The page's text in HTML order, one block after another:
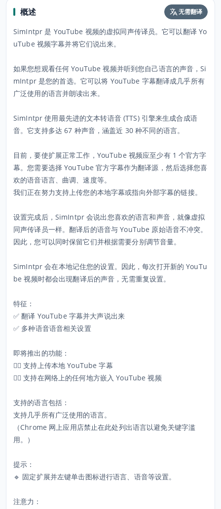
概述 无需翻译
SimIntpr 是 YouTube 视频的虚拟同声传译员。它可以翻译 Yo
uTube 视频字幕并将它们说出来。
如果您想观看任何 YouTube 视频并听到您自己语言的声音，Si
mIntpr 是您的首选。它可以将 YouTube 字幕翻译成几乎所有
广泛使用的语言并朗读出来。
SimIntpr 使用最先进的文本转语音 (TTS) 引擎来生成合成语
音。它支持多达 67 种声音，涵盖近 30 种不同的语言。
目前，要使扩展正常工作，YouTube 视频应至少有 1 个官方字
幕。您需要选择 YouTube 官方字幕作为翻译源，然后选择您喜
欢的语音语言、曲调、速度等。
我们正在努力支持上传您的本地字幕或指向外部字幕的链接。
设置完成后，SimIntpr 会说出您喜欢的语言和声音，就像虚拟
同声传译员一样。翻译后的语音与 YouTube 原始语音不冲突。
因此，您可以同时保留它们并根据需要分别调节音量。
SimIntpr 会在本地记住您的设置。因此，每次打开新的 YouTu
be 视频时都会出现翻译后的声音，无需重复设置。
特征：
✅ 翻译 YouTube 字幕并大声说出来
✅ 多种语音语音相关设置
即将推出的功能：
🏃‍♂️ 支持上传本地 YouTube 字幕
🏃‍♂️ 支持在网络上的任何地方嵌入 YouTube 视频
支持的语言包括：
支持几乎所有广泛使用的语言。
（Chrome 网上应用店禁止在此处列出语言以避免关键字滥
用。）
提示：
🔹 固定扩展并左键单击图标进行语言、语音等设置。
注意力：